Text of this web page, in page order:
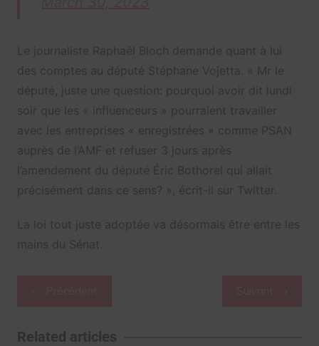
Le journaliste Raphaël Bloch demande quant à lui
des comptes au député Stéphane Vojetta. «
Mr le
député, juste une question: pourquoi avoir dit lundi
soir que les « influenceurs » pourraient travailler
avec les entreprises « enregistrées » comme PSAN
auprès de l’AMF et refuser 3 jours après
l’amendement du député Éric Bothorel qui allait
précisément dans ce sens? », écrit-il sur Twitter.
La loi tout juste adoptée va désormais être entre les
mains du Sénat.
l’article
Related articles